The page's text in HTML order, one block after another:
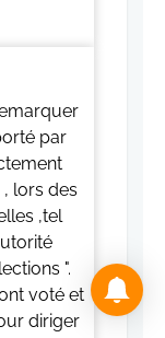
par
lors des
,tel
".
voté et
diriger